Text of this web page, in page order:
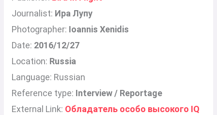
Journalist: Ира Лупу
Photographer: Ioannis Xenidis
Date: 2016/12/27
Location: Russia
Language: Russian
Reference type: Interview / Reportage
External Link: Обладатель особо высокого IQ